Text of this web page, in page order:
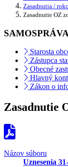
Zasadnutia /
Zasadnutie OZ
SAMOSPRÁVA
Starosta
Zástupca
Obecné
Hlavný
Zákon o
Zasadnutie
Názov súboru
Uznesenia